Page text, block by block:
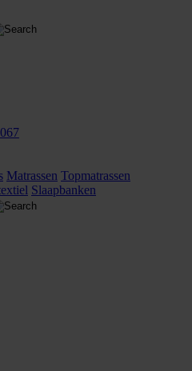
Matrassen Topmatrassen
Slaapbanken